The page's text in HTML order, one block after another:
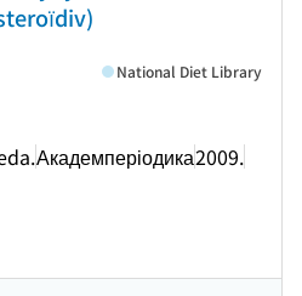
Академперіодика2009.
National Diet Library